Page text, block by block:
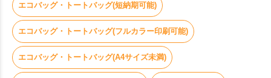
エコバッグ・トートバッグ(短納期可能)
エコバッグ・トートバッグ(フルカラー印刷可能)
エコバッグ・トートバッグ(A4サイズ未満)